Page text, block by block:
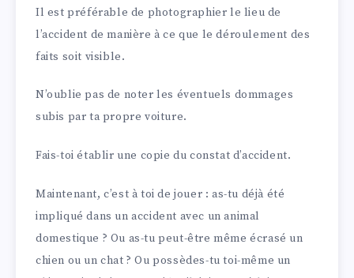
Il est préférable de photographier le lieu de
l’accident de manière à ce que le déroulement des
faits soit visible.
N’oublie pas de noter les éventuels dommages
subis par ta propre voiture.
Fais-toi établir une copie du constat d’accident.
Maintenant, c’est à toi de jouer : as-tu déjà été
impliqué dans un accident avec un animal
domestique ? Ou as-tu peut-être même écrasé un
chien ou un chat ? Ou possèdes-tu toi-même un